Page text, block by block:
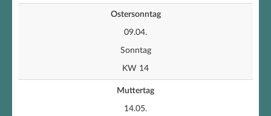
Ostersonntag
09.04.
Sonntag
KW 14
Muttertag
14.05.